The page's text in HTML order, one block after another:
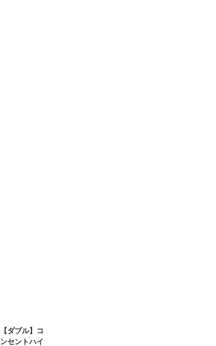
【ダブル】コ
ンセントハイ